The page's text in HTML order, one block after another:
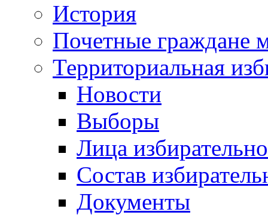
История
Почетные граждане
Территориальная
Новости
Выборы
Лица
Состав
Документы